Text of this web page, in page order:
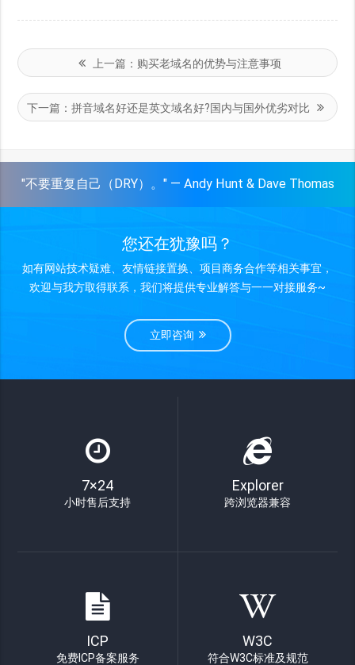
上一篇： 购买老域名的优势与注意事项
下一篇： 拼音域名好还是英文域名好?国内与国外优劣对比
"不要重复自己（DRY）。" — Andy Hunt & Dave Thomas
您还在犹豫吗？
如有网站技术疑难、友情链接置换、项目商务合作等相关事宜，
欢迎与我方取得联系，我们将提供专业解答与一一对接服务~
立即咨询
7×24
小时售后支持
Explorer
跨浏览器兼容
ICP
免费ICP备案服务
W3C
符合W3C标准及规范